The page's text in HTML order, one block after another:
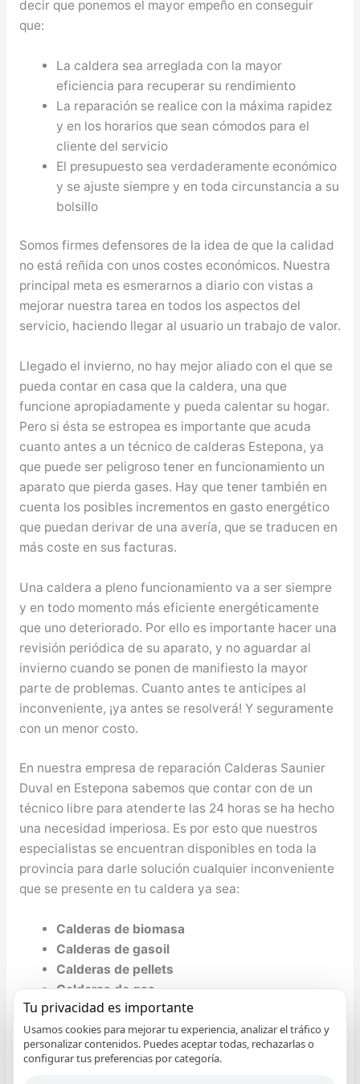
decir que ponemos el mayor empeño en conseguir
que:
La caldera sea arreglada con la mayor
eficiencia para recuperar su rendimiento
La reparación se realice con la máxima rapidez
y en los horarios que sean cómodos para el
cliente del servicio
El presupuesto sea verdaderamente económico
y se ajuste siempre y en toda circunstancia a su
bolsillo
Somos firmes defensores de la idea de que la calidad
no está reñida con unos costes económicos. Nuestra
principal meta es esmerarnos a diario con vistas a
mejorar nuestra tarea en todos los aspectos del
servicio, haciendo llegar al usuario un trabajo de valor.
Llegado el invierno, no hay mejor aliado con el que se
pueda contar en casa que la caldera, una que
funcione apropiadamente y pueda calentar su hogar.
Pero si ésta se estropea es importante que acuda
cuanto antes a un técnico de calderas Estepona, ya
que puede ser peligroso tener en funcionamiento un
aparato que pierda gases. Hay que tener también en
cuenta los posibles incrementos en gasto energético
que puedan derivar de una avería, que se traducen en
más coste en sus facturas.
Una caldera a pleno funcionamiento va a ser siempre
y en todo momento más eficiente energéticamente
que uno deteriorado. Por ello es importante hacer una
revisión periódica de su aparato, y no aguardar al
invierno cuando se ponen de manifiesto la mayor
parte de problemas. Cuanto antes te anticipes al
inconveniente, ¡ya antes se resolverá! Y seguramente
con un menor costo.
En nuestra empresa de reparación Calderas Saunier
Duval en Estepona sabemos que contar con de un
técnico libre para atenderte las 24 horas se ha hecho
una necesidad imperiosa. Es por esto que nuestros
especialistas se encuentran disponibles en toda la
provincia para darle solución cualquier inconveniente
que se presente en tu caldera ya sea:
Calderas de biomasa
Calderas de gasoil
Calderas de pellets
Calderas de gas
Calderas estancas
Calderas baja emición Nox
Calderas de condensación
Tu privacidad es importante
Usamos cookies para mejorar tu experiencia, analizar el tráfico y
personalizar contenidos. Puedes aceptar todas, rechazarlas o
configurar tus preferencias por categoría.